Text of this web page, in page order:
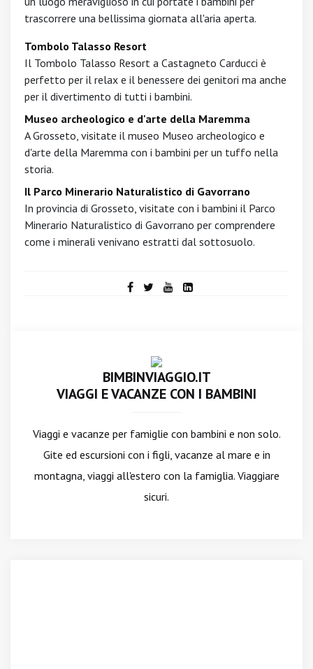
trascorrere una bellissima giornata all'aria aperta.
Tombolo Talasso Resort
Il Tombolo Talasso Resort a Castagneto Carducci è
perfetto per il relax e il benessere dei genitori ma anche
per il divertimento di tutti i bambini.
Museo archeologico e d'arte della Maremma
A Grosseto, visitate il museo Museo archeologico e
d'arte della Maremma con i bambini per un tuffo nella
storia.
Il Parco Minerario Naturalistico di Gavorrano
In provincia di Grosseto, visitate con i bambini il Parco
Minerario Naturalistico di Gavorrano per comprendere
come i minerali venivano estratti dal sottosuolo.
BIMBINVIAGGIO.IT
VIAGGI E VACANZE CON I BAMBINI
Viaggi e vacanze per famiglie con bambini e non solo.
Gite ed escursioni con i figli, vacanze al mare e in
montagna, viaggi all'estero con la famiglia. Viaggiare
sicuri.